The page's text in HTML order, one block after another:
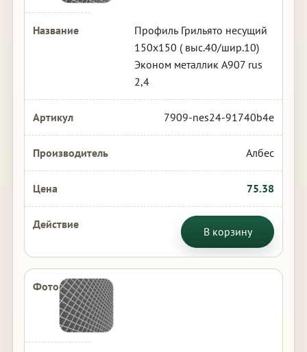
Профиль Грильято несущий
150х150 ( выс.40/шир.10)
Эконом металлик А907 rus
2,4
7909-nes24-91740b4e
Албес
75.38
В корзину